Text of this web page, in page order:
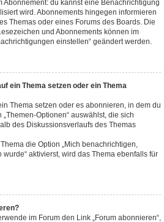
du kannst eine Benachrichtigung
wird. Abonnements hingegen informieren
Themas oder eines Forums des Boards. Die
und Abonnements können im
einstellen“ geändert werden.
ein Thema setzen oder ein Thema
Thema setzen oder es abonnieren, in dem du
Optionen“ auswählst, die sich
des Diskussionsverlaufs des Themas
die Option „Mich benachrichtigen,
aktivierst, wird das Thema ebenfalls für
im Forum den Link „Forum abonnieren“,